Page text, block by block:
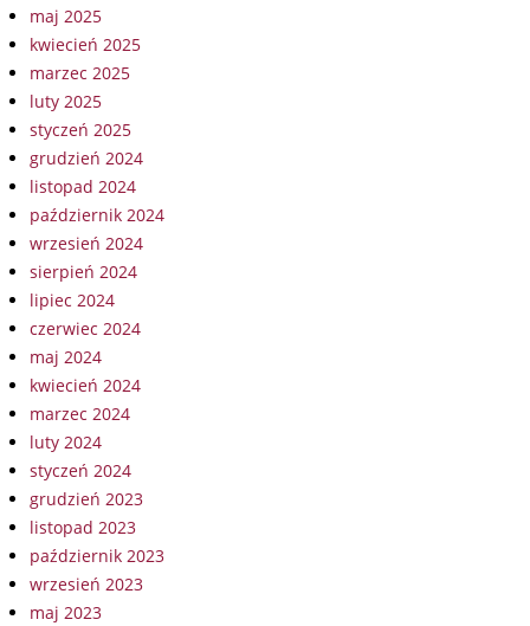
maj 2025
kwiecień 2025
marzec 2025
luty 2025
styczeń 2025
grudzień 2024
listopad 2024
październik 2024
wrzesień 2024
sierpień 2024
lipiec 2024
czerwiec 2024
maj 2024
kwiecień 2024
marzec 2024
luty 2024
styczeń 2024
grudzień 2023
listopad 2023
październik 2023
wrzesień 2023
maj 2023